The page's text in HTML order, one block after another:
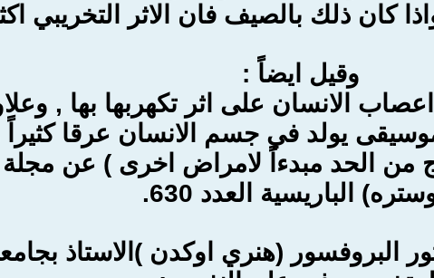
كان ذلك بالصيف فان الاثر التخريبي
وقيل ايضاً :
الانسان على اثر تكهربها بها ,
يولد في جسم الانسان عرقا
من الحد مبدءاً لامراض اخرى ) عن
الباريسية العدد 630.
البروفسور (هنري اوكدن )الاستاذ